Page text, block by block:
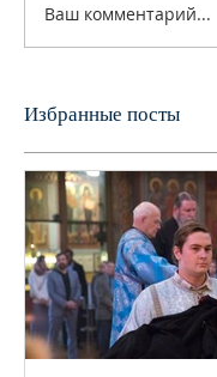
Ваш комментарий...
Избранные посты